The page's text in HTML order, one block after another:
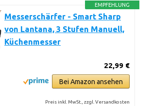
EMPFEHLUNG
Messerschärfer - Smart Sharp
von Lantana, 3 Stufen Manuell,
Küchenmesser
22,99 €
Bei Amazon ansehen
Preis inkl. MwSt., zzgl. Versandkosten